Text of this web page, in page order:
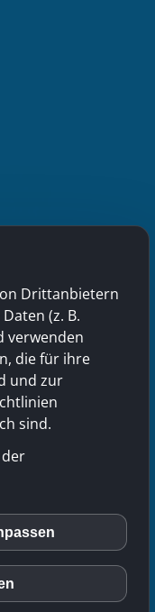
Brugg - Tel:
056
Drittanbietern
(z. B.
verwenden
die für ihre
und zur
sind.